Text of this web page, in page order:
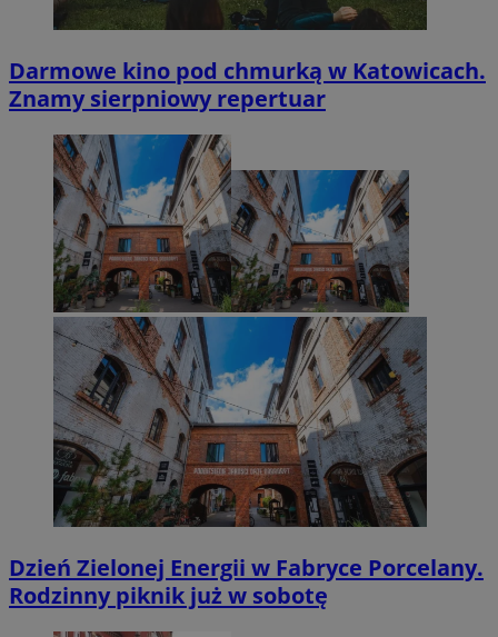
Darmowe kino pod chmurką w Katowicach.
Znamy sierpniowy repertuar
Dzień Zielonej Energii w Fabryce Porcelany.
Rodzinny piknik już w sobotę